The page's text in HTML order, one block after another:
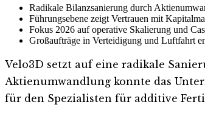
Radikale Bilanzsanierung durch
Führungsebene zeigt Vertrauen mit
Fokus 2026 auf operative Skalierung und
Großaufträge in Verteidigung und Luftfahrt
Velo3D setzt auf eine radikale
Aktienumwandlung konnte das
für den Spezialisten für additive